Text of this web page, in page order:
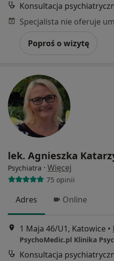
Konsultacja
Poproś o wizytę
lek. Agnieszka
Psychiatra · Więcej
75 opinii
Adres Online
1 Maja 46/U1, Katowice •
Konsultacja